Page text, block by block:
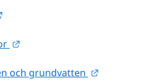
Länk till annan webbplats.
Länk till annan webbplats.
och grundvatten Länk till